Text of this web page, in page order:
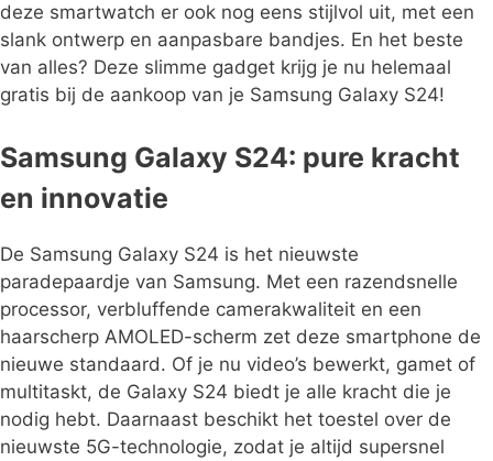
deze smartwatch er ook nog eens stijlvol uit, met een
slank ontwerp en aanpasbare bandjes. En het beste
van alles? Deze slimme gadget krijg je nu helemaal
gratis bij de aankoop van je Samsung Galaxy S24!
Samsung Galaxy S24: pure kracht
en innovatie
De Samsung Galaxy S24 is het nieuwste
paradepaardje van Samsung. Met een razendsnelle
processor, verbluffende camerakwaliteit en een
haarscherp AMOLED-scherm zet deze smartphone de
nieuwe standaard. Of je nu video’s bewerkt, gamet of
multitaskt, de Galaxy S24 biedt je alle kracht die je
nodig hebt. Daarnaast beschikt het toestel over de
nieuwste 5G-technologie, zodat je altijd supersnel